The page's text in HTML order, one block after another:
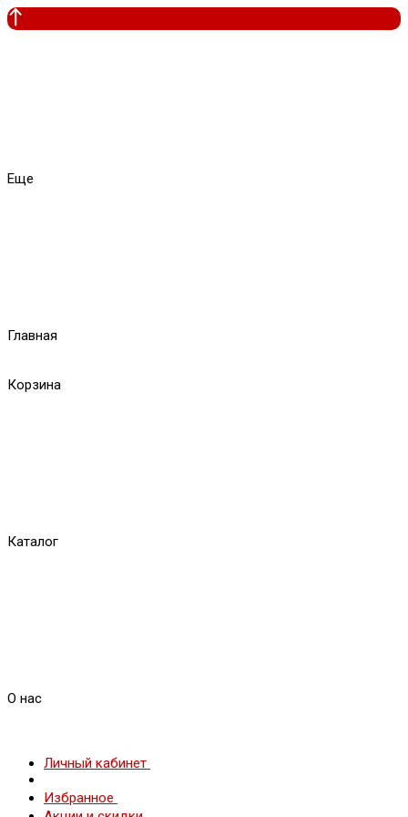
Еще
Главная
Корзина
Каталог
О нас
Личный кабинет
Избранное